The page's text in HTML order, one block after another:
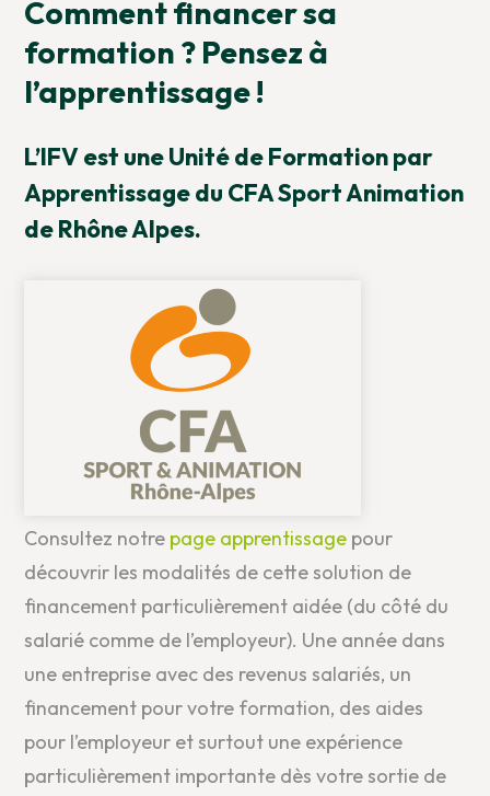
Comment financer sa
formation ? Pensez à
l’apprentissage !
L’IFV est une Unité de Formation par
Apprentissage du CFA Sport Animation
de Rhône Alpes.
Consultez notre page apprentissage pour
découvrir les modalités de cette solution de
financement particulièrement aidée (du côté du
salarié comme de l’employeur). Une année dans
une entreprise avec des revenus salariés, un
financement pour votre formation, des aides
pour l’employeur et surtout une expérience
particulièrement importante dès votre sortie de